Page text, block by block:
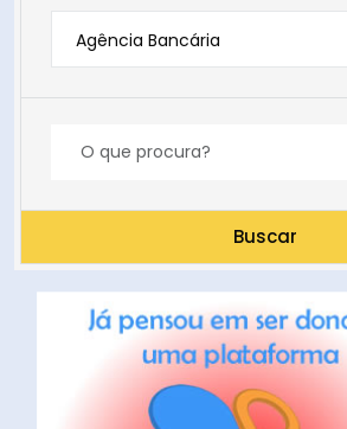
Agência Bancária
Buscar